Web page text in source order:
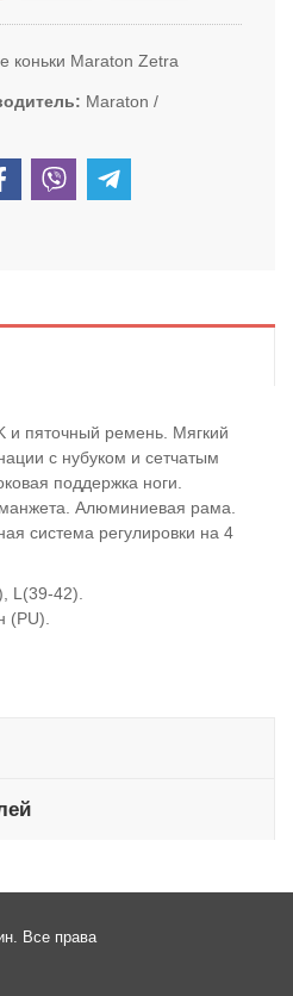
коньки Maraton Zetra
Maraton
и пяточный ремень. Мягкий
с нубуком и сетчатым
поддержка ноги.
Алюминиевая рама.
система регулировки на 4
L(39-42).
(PU).
Все права